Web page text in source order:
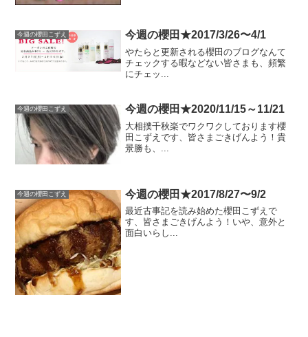
今週の櫻田こずえ 今週の櫻田★2017/3/26〜4/1
やたらと更新される櫻田のブログなんて
チェックする暇などない皆さまも、頻繁
にチェッ...
今週の櫻田こずえ 今週の櫻田★2020/11/15～11/21
大相撲千秋楽でワクワクしております櫻
田こずえです、皆さまごきげんよう！貴
景勝も、...
今週の櫻田こずえ 今週の櫻田★2017/8/27〜9/2
最近古事記を読み始めた櫻田こずえで
す、皆さまごきげんよう！いや、意外と
面白いらし...